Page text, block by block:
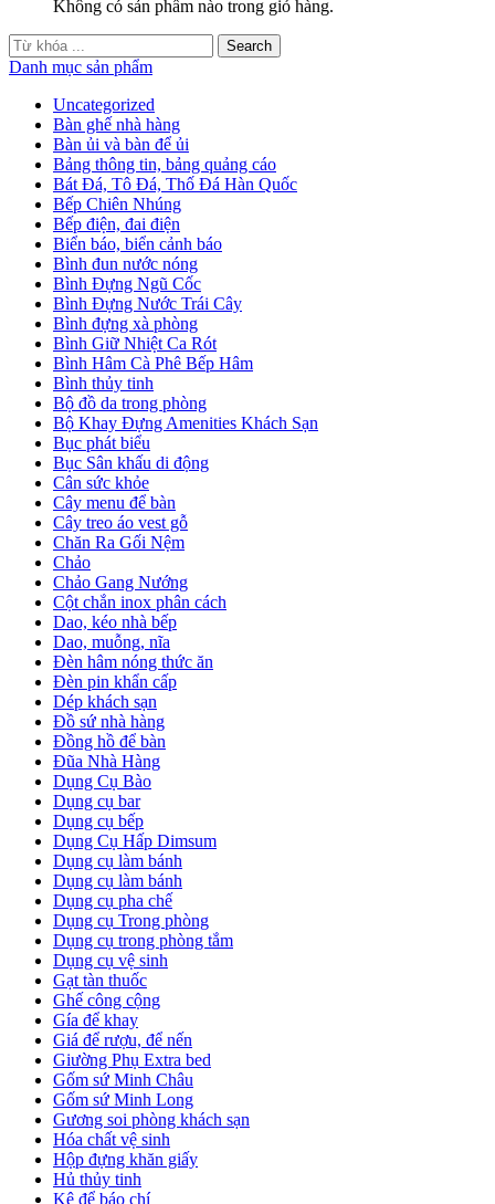
Không có sản phẩm nào trong giỏ hàng.
Danh mục sản phẩm
Uncategorized
Bàn ghế nhà hàng
Bàn ủi và bàn để ủi
Bảng thông tin, bảng quảng cáo
Bát Đá, Tô Đá, Thố Đá Hàn Quốc
Bếp Chiên Nhúng
Bếp điện, đai điện
Biển báo, biển cảnh báo
Bình đun nước nóng
Bình Đựng Ngũ Cốc
Bình Đựng Nước Trái Cây
Bình đựng xà phòng
Bình Giữ Nhiệt Ca Rót
Bình Hâm Cà Phê Bếp Hâm
Bình thủy tinh
Bộ đồ da trong phòng
Bộ Khay Đựng Amenities Khách Sạn
Bục phát biểu
Bục Sân khấu di động
Cân sức khỏe
Cây menu để bàn
Cây treo áo vest gỗ
Chăn Ra Gối Nệm
Chảo
Chảo Gang Nướng
Cột chắn inox phân cách
Dao, kéo nhà bếp
Dao, muỗng, nĩa
Đèn hâm nóng thức ăn
Đèn pin khẩn cấp
Dép khách sạn
Đồ sứ nhà hàng
Đồng hồ để bàn
Đũa Nhà Hàng
Dụng Cụ Bào
Dụng cụ bar
Dụng cụ bếp
Dụng Cụ Hấp Dimsum
Dụng cụ làm bánh
Dụng cụ làm bánh
Dụng cụ pha chế
Dụng cụ Trong phòng
Dụng cụ trong phòng tắm
Dụng cụ vệ sinh
Gạt tàn thuốc
Ghế công cộng
Gía để khay
Giá để rượu, để nến
Giường Phụ Extra bed
Gốm sứ Minh Châu
Gốm sứ Minh Long
Gương soi phòng khách sạn
Hóa chất vệ sinh
Hộp đựng khăn giấy
Hủ thủy tinh
Kệ để báo chí